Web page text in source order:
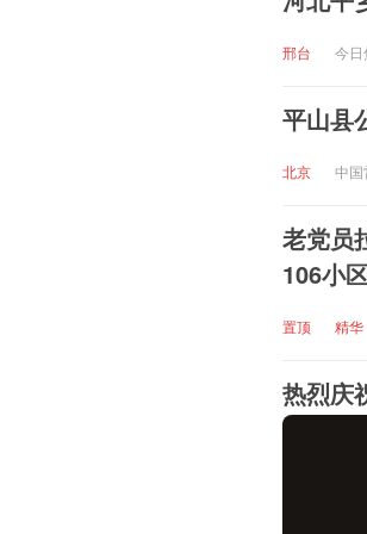
邢台 今日
平山县
北京 中国
老党员
106小
置顶 精华
热烈庆